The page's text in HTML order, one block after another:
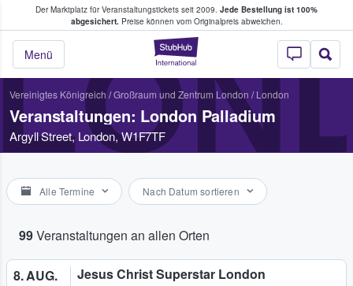
Der Marktplatz für Veranstaltungstickets seit 2009. Jede Bestellung ist 100%
abgesichert.Preise können vom Originalpreis abweichen.
StubHub - Wo
Menü
Tickets kaufen & verkaufen
Vereinigtes Königreich /Großraum und Zentrum London / London
Veranstaltungen: London Palladium
Argyll Street, London, W1F7TF
Alle Termine Nach Datum sortieren
99Veranstaltungen an allen Orten
8. AUG. Jesus Christ Superstar London